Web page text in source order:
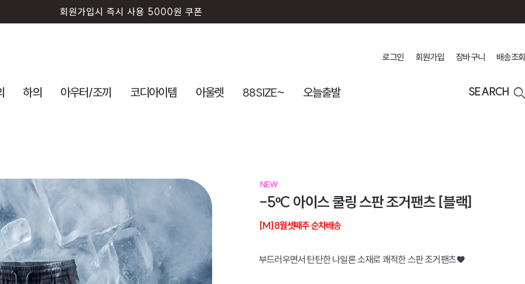
회원가입시 즉시 사용 5000원 쿠폰
로그인 회원가입 장바구니 배송조회
하의 아우터/조끼 코디아이템 아울렛 88SIZE~ 오늘출발 SEARCH
-5ºC 아이스 쿨링 스판 조거팬츠 [블랙]
[M] 8월셋째주 순차배송
부드러우면서 탄탄한 나일론 소재로 쾌적한 스판 조거팬츠♥